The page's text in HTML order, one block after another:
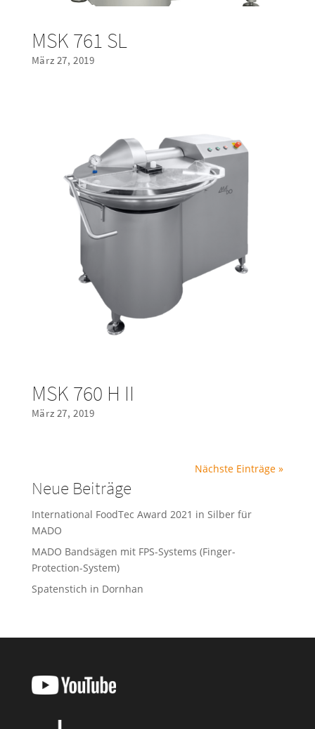
MSK 761 SL
März 27, 2019
MSK 760 H II
März 27, 2019
Nächste Einträge »
Neue Beiträge
International FoodTec Award 2021 in Silber für
MADO
MADO Bandsägen mit FPS-Systems (Finger-
Protection-System)
Spatenstich in Dornhan